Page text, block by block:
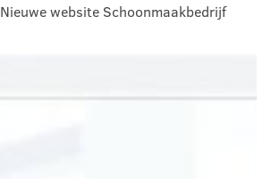
Nieuwe website Schoonmaakbedrijf